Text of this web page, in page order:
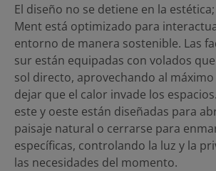
El diseño no se detiene en la
Ment está optimizado para
entorno de manera sostenible. Las
sur están equipadas con volados
sol directo, aprovechando al
dejar que el calor invade los
este y oeste están diseñadas para
paisaje natural o cerrarse para
específicas, controlando la luz y la
las necesidades del momento.